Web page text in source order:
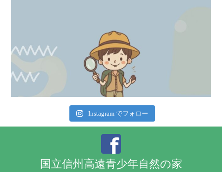
Instagram でフォロー
国立信州高遠青少年自然の家